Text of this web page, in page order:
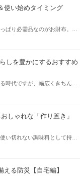
、ギフトのニュースタンダー
ただける贈り方や、おすすめ
使い始めタイミング
ぱり必需品なのがお財布。お
でデビューさせたいですよ
すすめのタイミングや、願い
しを豊かにするおすすめ
時代ですが、幅広くきちんと
しゃれな「作り置き」
い切れない調味料として持て
る防災【自宅編】